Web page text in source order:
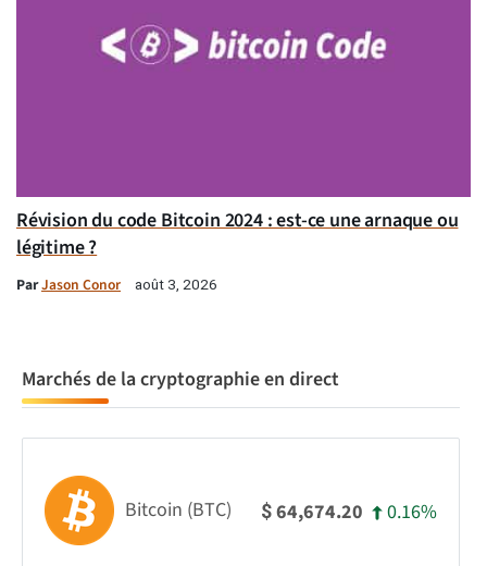
Révision du code Bitcoin 2024 : est-ce une arnaque ou
légitime ?
ParJason Conor août 3, 2026
Marchés de la cryptographie en direct
Bitcoin (BTC) $64,674.20 0.16%